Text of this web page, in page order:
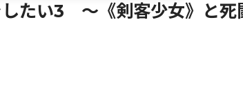
たい3 ～《剣客少女》と死